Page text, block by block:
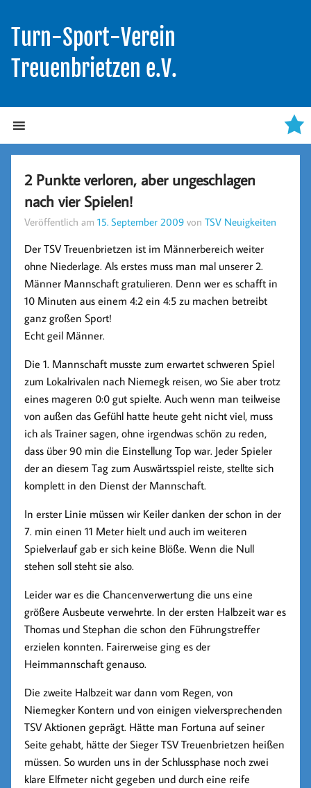
Turn-Sport-Verein
Treuenbrietzen e.V.
2 Punkte verloren, aber ungeschlagen
nach vier Spielen!
Veröffentlich am15. September 2009 vonTSV Neuigkeiten
Der TSV Treuenbrietzen ist im Männerbereich weiter
ohne Niederlage. Als erstes muss man mal unserer 2.
Männer Mannschaft gratulieren. Denn wer es schafft in
10 Minuten aus einem 4:2 ein 4:5 zu machen betreibt
ganz großen Sport!
Echt geil Männer.
Die 1. Mannschaft musste zum erwartet schweren Spiel
zum Lokalrivalen nach Niemegk reisen, wo Sie aber trotz
eines mageren 0:0 gut spielte. Auch wenn man teilweise
von außen das Gefühl hatte heute geht nicht viel, muss
ich als Trainer sagen, ohne irgendwas schön zu reden,
dass über 90 min die Einstellung Top war. Jeder Spieler
der an diesem Tag zum Auswärtsspiel reiste, stellte sich
komplett in den Dienst der Mannschaft.
In erster Linie müssen wir Keiler danken der schon in der
7. min einen 11 Meter hielt und auch im weiteren
Spielverlauf gab er sich keine Blöße. Wenn die Null
stehen soll steht sie also.
Leider war es die Chancenverwertung die uns eine
größere Ausbeute verwehrte. In der ersten Halbzeit war es
Thomas und Stephan die schon den Führungstreffer
erzielen konnten. Fairerweise ging es der
Heimmannschaft genauso.
Die zweite Halbzeit war dann vom Regen, von
Niemegker Kontern und von einigen vielversprechenden
TSV Aktionen geprägt. Hätte man Fortuna auf seiner
Seite gehabt, hätte der Sieger TSV Treuenbrietzen heißen
müssen. So wurden uns in der Schlussphase noch zwei
klare Elfmeter nicht gegeben und durch eine reife